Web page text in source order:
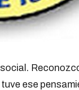
ese